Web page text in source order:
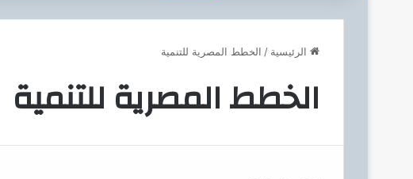
الرئيسية / الخطط المصرية للتنمية
الخطط المصرية للتنمية